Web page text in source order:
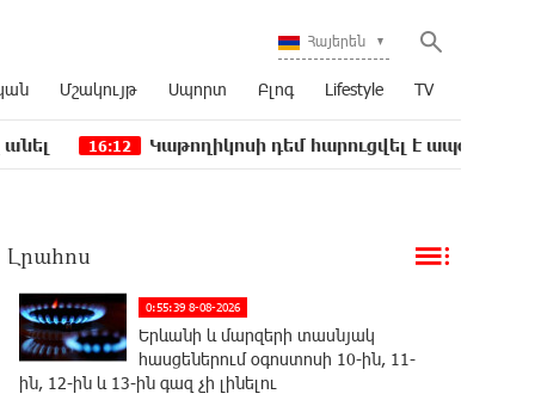
Հայերեն
Մշակույթ Սպորտ Բլոգ Lifestyle TV
Կաթողիկոսի դեմ հարուցվել է ապօրինի քրեական
Լրահոս
0:55:39 8-08-2026
Երևանի և մարզերի տասնյակ
հասցեներում օգոստոսի 10-ին, 11-
ին, 12-ին և 13-ին գազ չի լինելու